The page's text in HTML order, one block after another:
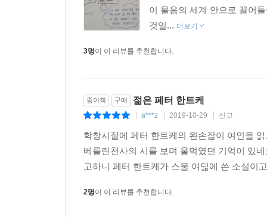
이 물음의 세계 안으로 끌어
것일... 더보기
3명이 이 리뷰를 추천합니다.
종이책 구매 젊은 페터 한트케
a***z 2019-10-29 신고
학창시절에 페터 한트케의 왼손잡이 여인을
베를린천사의 시를 보며 울먹였던 기억이 있
고하니 페터 한트케가 스물 여덟에 쓴 소설이
2명이 이 리뷰를 추천합니다.